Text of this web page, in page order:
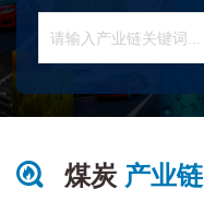
煤炭 产业链